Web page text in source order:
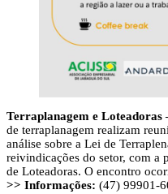
Terraplanagem e Loteadoras
de terraplanagem realizam
análise sobre a Lei de
reivindicações do setor, com a
de Loteadoras. O encontro
>> Informações: (47) 99901-